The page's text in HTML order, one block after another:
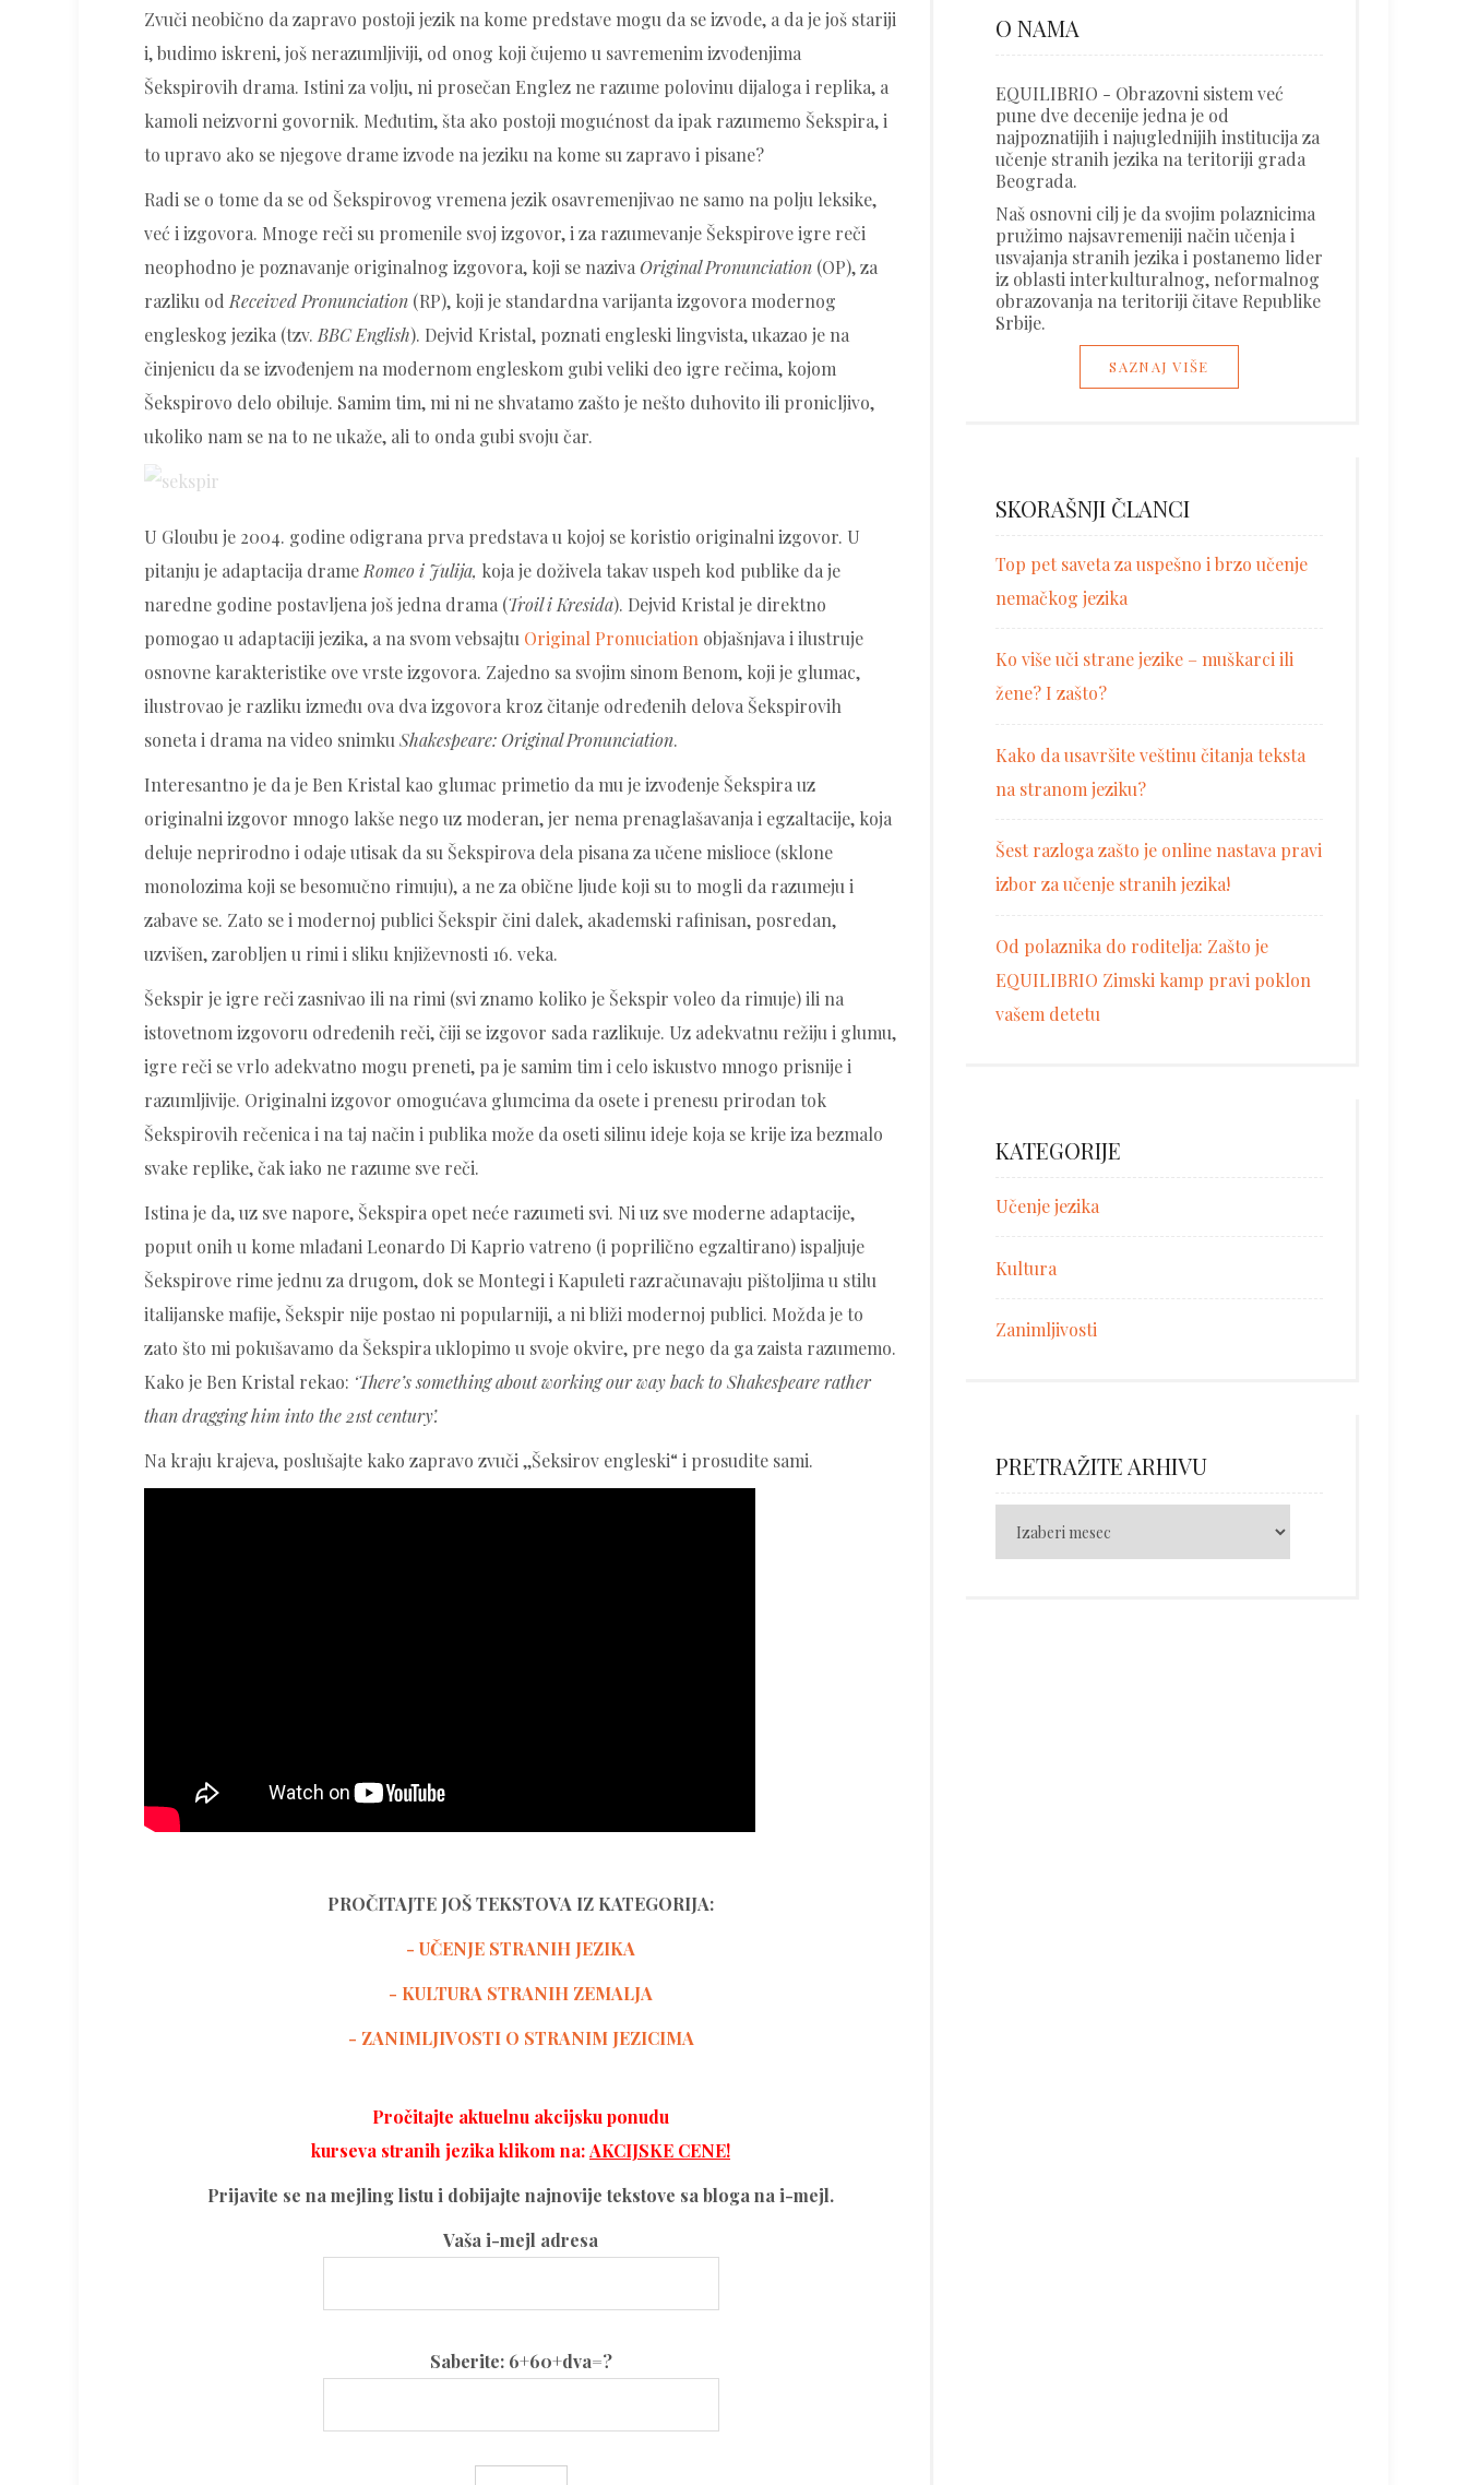
Zvuči neobično da zapravo postoji jezik na kome predstave mogu da se izvode, a da je još stariji
i, budimo iskreni, još nerazumljiviji, od onog koji čujemo u savremenim izvođenjima
Šekspirovih drama. Istini za volju, ni prosečan Englez ne razume polovinu dijaloga i replika, a
kamoli neizvorni govornik. Međutim, šta ako postoji mogućnost da ipak razumemo Šekspira, i
to upravo ako se njegove drame izvode na jeziku na kome su zapravo i pisane?
Radi se o tome da se od Šekspirovog vremena jezik osavremenjivao ne samo na polju leksike,
već i izgovora. Mnoge reči su promenile svoj izgovor, i za razumevanje Šekspirove igre reči
neophodno je poznavanje originalnog izgovora, koji se naziva Original Pronunciation (OP), za
razliku od Received Pronunciation (RP), koji je standardna varijanta izgovora modernog
engleskog jezika (tzv. BBC English). Dejvid Kristal, poznati engleski lingvista, ukazao je na
činjenicu da se izvođenjem na modernom engleskom gubi veliki deo igre rečima, kojom
Šekspirovo delo obiluje. Samim tim, mi ni ne shvatamo zašto je nešto duhovito ili pronicljivo,
ukoliko nam se na to ne ukaže, ali to onda gubi svoju čar.
U Gloubu je 2004. godine odigrana prva predstava u kojoj se koristio originalni izgovor. U
pitanju je adaptacija drame Romeo i Julija, koja je doživela takav uspeh kod publike da je
naredne godine postavljena još jedna drama (Troil i Kresida). Dejvid Kristal je direktno
pomogao u adaptaciji jezika, a na svom vebsajtu Original Pronuciation objašnjava i ilustruje
osnovne karakteristike ove vrste izgovora. Zajedno sa svojim sinom Benom, koji je glumac,
ilustrovao je razliku između ova dva izgovora kroz čitanje određenih delova Šekspirovih
soneta i drama na video snimku Shakespeare: Original Pronunciation.
Interesantno je da je Ben Kristal kao glumac primetio da mu je izvođenje Šekspira uz
originalni izgovor mnogo lakše nego uz moderan, jer nema prenaglašavanja i egzaltacije, koja
deluje neprirodno i odaje utisak da su Šekspirova dela pisana za učene mislioce (sklone
monolozima koji se besomučno rimuju), a ne za obične ljude koji su to mogli da razumeju i
zabave se. Zato se i modernoj publici Šekspir čini dalek, akademski rafinisan, posredan,
uzvišen, zarobljen u rimi i sliku književnosti 16. veka.
Šekspir je igre reči zasnivao ili na rimi (svi znamo koliko je Šekspir voleo da rimuje) ili na
istovetnom izgovoru određenih reči, čiji se izgovor sada razlikuje. Uz adekvatnu režiju i glumu,
igre reči se vrlo adekvatno mogu preneti, pa je samim tim i celo iskustvo mnogo prisnije i
razumljivije. Originalni izgovor omogućava glumcima da osete i prenesu prirodan tok
Šekspirovih rečenica i na taj način i publika može da oseti silinu ideje koja se krije iza bezmalo
svake replike, čak iako ne razume sve reči.
Istina je da, uz sve napore, Šekspira opet neće razumeti svi. Ni uz sve moderne adaptacije,
poput onih u kome mlađani Leonardo Di Kaprio vatreno (i poprilično egzaltirano) ispaljuje
Šekspirove rime jednu za drugom, dok se Montegi i Kapuleti razračunavaju pištoljima u stilu
italijanske mafije, Šekspir nije postao ni popularniji, a ni bliži modernoj publici. Možda je to
zato što mi pokušavamo da Šekspira uklopimo u svoje okvire, pre nego da ga zaista razumemo.
Kako je Ben Kristal rekao: ‘There’s something about working our way back to Shakespeare rather
than dragging him into the 21st century’.
Na kraju krajeva, poslušajte kako zapravo zvuči ,,Šeksirov engleski“ i prosudite sami.
PROČITAJTE JOŠ TEKSTOVA IZ KATEGORIJA:
- UČENJE STRANIH JEZIKA
- KULTURA STRANIH ZEMALJA
- ZANIMLJIVOSTI O STRANIM JEZICIMA
Pročitajte aktuelnu akcijsku ponudu
kurseva stranih jezika klikom na:AKCIJSKE CENE!
Prijavite se na mejling listu i dobijajte najnovije tekstove sa bloga na i-mejl.
Vaša i-mejl adresa
Saberite: 6+60+dva=?
O NAMA
EQUILIBRIO - Obrazovni sistem već
pune dve decenije jedna je od
najpoznatijih i najuglednijih institucija za
učenje stranih jezika na teritoriji grada
Beograda.
Naš osnovni cilj je da svojim polaznicima
pružimo najsavremeniji način učenja i
usvajanja stranih jezika i postanemo lider
iz oblasti interkulturalnog, neformalnog
obrazovanja na teritoriji čitave Republike
Srbije.
SAZNAJ VIŠE
SKORAŠNJI ČLANCI
Top pet saveta za uspešno i brzo učenje
nemačkog jezika
Ko više uči strane jezike – muškarci ili
žene? I zašto?
Kako da usavršite veštinu čitanja teksta
na stranom jeziku?
Šest razloga zašto je online nastava pravi
izbor za učenje stranih jezika!
Od polaznika do roditelja: Zašto je
EQUILIBRIO Zimski kamp pravi poklon
vašem detetu
KATEGORIJE
Učenje jezika
Kultura
Zanimljivosti
PRETRAŽITE ARHIVU